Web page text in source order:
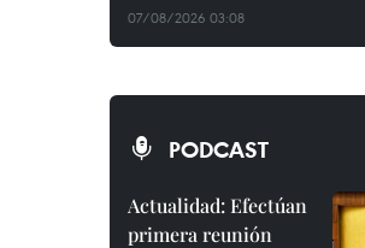
07/08/2026 03:08
PODCAST
Actualidad: Efectúan
primera reunión